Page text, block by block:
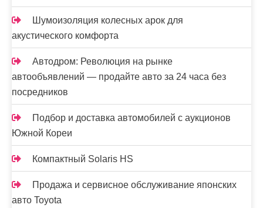
Шумоизоляция колесных арок для
акустического комфорта
Автодром: Революция на рынке
автообъявлений — продайте авто за 24 часа без
посредников
Подбор и доставка автомобилей с аукционов
Южной Кореи
Компактный Solaris HS
Продажа и сервисное обслуживание японских
авто Toyota